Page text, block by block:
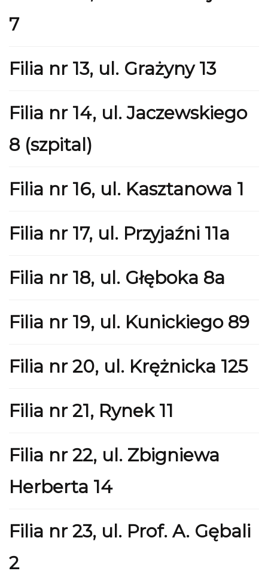
7
Filia nr 13, ul. Grażyny 13
Filia nr 14, ul. Jaczewskiego
8 (szpital)
Filia nr 16, ul. Kasztanowa 1
Filia nr 17, ul. Przyjaźni 11a
Filia nr 18, ul. Głęboka 8a
Filia nr 19, ul. Kunickiego 89
Filia nr 20, ul. Krężnicka 125
Filia nr 21, Rynek 11
Filia nr 22, ul. Zbigniewa
Herberta 14
Filia nr 23, ul. Prof. A. Gębali
2